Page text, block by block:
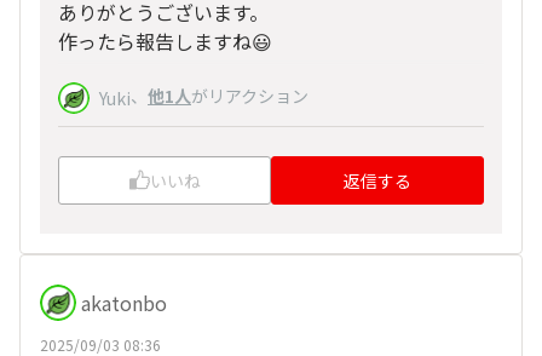
ありがとうございます。
作ったら報告しますね😃
Yuki、 他1人がリアクション
いいね 返信する
akatonbo
2025/09/03 08:36